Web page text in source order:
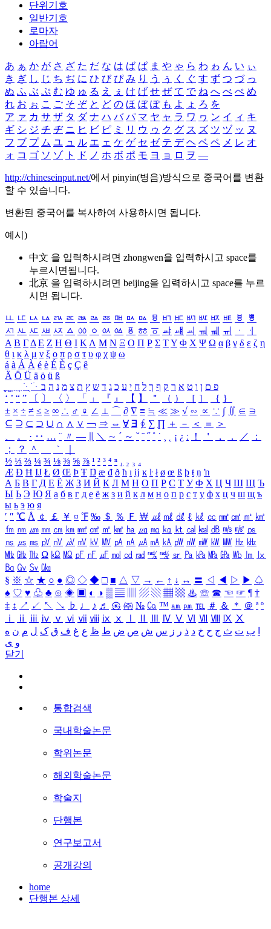
단위기호
일반기호
로마자
아랍어
あ ぁ か が さ ざ た だ な は ば ぱ ま や ゃ ら わ ゎ ん い ぃ
き ぎ し じ ち ぢ に ひ び ぴ み り う ぅ く ぐ す ず つ づ っ
ぬ ふ ぶ ぷ む ゆ ゅ る え ぇ け げ せ ぜ て で ね へ べ ぺ め
れ お ぉ こ ご そ ぞ と ど の ほ ぼ ぽ も よ ょ ろ を
ア ァ カ サ ザ タ ダ ナ ハ バ パ マ ヤ ャ ラ ワ ヮ ン イ ィ キ
ギ シ ジ チ ヂ ニ ヒ ビ ピ ミ リ ウ ゥ ク グ ス ズ ツ ヅ ッ ヌ
フ ブ プ ム ユ ュ ル エ ェ ケ ゲ セ ゼ テ デ ヘ ベ ペ メ レ オ
ォ コ ゴ ソ ゾ ト ド ノ ホ ボ ポ モ ヨ ョ ロ ヲ ―
http://chineseinput.net/에서 pinyin(병음)방식으로 중국어를 변환
할 수 있습니다.
변환된 중국어를 복사하여 사용하시면 됩니다.
예시)
中文 을 입력하시려면 zhongwen을 입력하시고 space를
누르시면됩니다.
北京 을 입력하시려면 beijing을 입력하시고 space를 누르
시면 됩니다.
ㅥ ㅦ ㅧ ㅨ ㅩ ㅪ ㅫ ㅬ ㅭ ㅮ ㅯ ㅰ ㅱ ㅲ ㅳ ㅴ ㅵ ㅶ ㅷ ㅸ
ㅹ
ㅺ ㅻ ㅼ ㅽ ㅾ ㅿ ㆀ ㆁ ㆂ ㆃ ㆄ ㆅ ㆆ ㆇ ㆈ ㆉ ㆊ ㆋ ㆌ ㆍ
ㆎ
Α Β ΓΔ Ε Ζ Η Θ Ι ΚΛ Μ Ν Ξ Ο Π Ρ Σ ΤΥ Φ Χ Ψ Ω α β γ δ ε ζ η
θ ι κ λ μ ν ξ ο π ρ σ τ υ φ χ ψ ω
á à Á À é è É È ç Ç ê
Ä Ö Ü ä ö ü ß
ִֶֹ ֻּ ׁׂ פ ם ן ו ט א ר ק ף ך ל ח י ע כ ג ד ש ץ ת צ מ נ ה ב
‘ ’ “ ” 〔 〕 〈 〉 「 」 『 』 【 】 ＂ （ ） ［ ］ ｛ ｝
± × ÷ ≠ ≤ ≥ ∞ ∴ ♂ ♀ ∠ ⊥ ⌒ ∂ ∇ ≡ ≒ ≪ ≫ √ ∽ ∝ ∵ ∫ ∬ ∈ ∋
⊆ ⊇ ⊂ ⊃ ∪ ∩ ∧ ∨ ￢ ⇒ ⇔ ∀ ∃ ∮ ∑ ∏ ＋ － ＜ ＝
＞
、
。 · ‥ … ¨ 〃 ― ＼ ∼ ´ ～ ˇ ˘ ˝ ˚ ˙ ¸ ¡ ¿ ː ！ ＇ ， ． ／
：
；
？ ＾ ｀
½ ⅓ ⅔ ¼ ¾ ⅛ ⅜ ⅝ ⅞ ¹ ² ³ ⁴ ⁿ ₁ ₂ ₃ ₄
Æ Ð Ħ Ĳ Ł Ø Œ Þ Ŧ Ŋ æ đ ð ħ ı ĳ ĸ ŀ ł ø œ ß þ ŧ ŋ ŉ
А Б В Г Д Е Ё Ж З И Й К Л М Н О П Р С Т У Ф Х Ц Ч Ш Щ Ъ
Ы Ь Э Ю Я а б в г д е ё ж з и й к л м н о п р с т у ф х ц ч ш щ ъ
ы ь э ю я
′ ″ ℃ Å ￠ ￡ ￥ ¤ ℉ ‰ ＄ ％ Ｆ ￦ ㎕ ㎖ ㎗ ℓ ㎘ ㏄ ㎣ ㎤ ㎥ ㎦
㎙ ㎚ ㎛ ㎜ ㎝ ㎞ ㎟ ㎠ ㎡ ㎢ ㏊ ㎍ ㎎ ㎏ ㏏ ㎈ ㎉ ㏈ ㎧ ㎨ ㎰
㎱ ㎲ ㎳ ㎴ ㎵ ㎶ ㎷ ㎸ ㎹ ㎀ ㎁ ㎂ ㎃ ㎄ ㎺ ㎻ ㎽ ㎾ ㎿ ㎐ ㎑
㎒ ㎓ ㎔ Ω ㏀ ㏁ ㎊ ㎋ ㎌ ㏖ ㏅ ㎭ ㎮ ㎯ ㏛ ㎩ ㎪ ㎫ ㎬ ㏝ ㏐
㏓
㏃ ㏉ ㏜ ㏆
§ ※ ☆ ★ ○ ● ◎ ◇ ◆ □ ■ △ ▽ → ← ↑ ↓ ↔ 〓 ◁ ◀ ▷ ▶ ♤
♠ ♡ ♥ ♧ ♣ ⊙ ◈ ▣ ◐ ◑ ▒ ▤ ▨ ▧ ▦ ▩ ♨ ☏ ☎ ☜ ☞ ¶ †
‡ ↕ ↗ ↙ ↖ ↘ ♭ ♩ ♪ ♬ ㉿ ㈜ № ㏇ ™ ㏂ ㏘ ℡ ＃ ＆ ＊ ＠ ª º
ⅰ
ⅱ ⅲ ⅳ ⅴ ⅵ ⅶ ⅷ ⅸ ⅹ Ⅳ Ⅴ Ⅵ Ⅶ Ⅷ Ⅸ Ⅹ
ب ت ث ج ح خ د ذ ر ز س ش ص ض ط ظ ع غ ف ق ک ل م ن ه
و ی
닫기
통합검색
국내학술논문
학위논문
해외학술논문
학술지
단행본
연구보고서
공개강의
home
단행본 상세